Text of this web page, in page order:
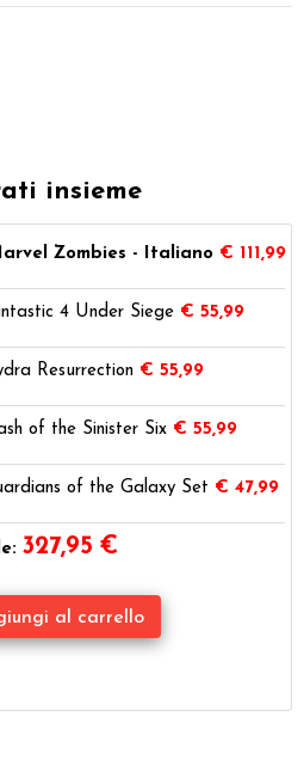
insieme
Zombies - Italiano € 111,99
4 Under Siege € 55,99
Resurrection € 55,99
of the Sinister Six € 55,99
of the Galaxy Set € 47,99
327,95 €